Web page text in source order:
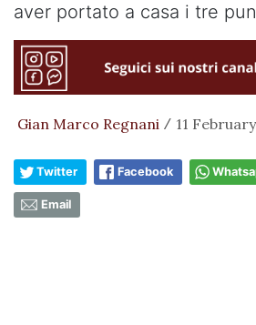
aver portato a casa i tre
Gian Marco Regnani / 11
Twitter Facebook
Email